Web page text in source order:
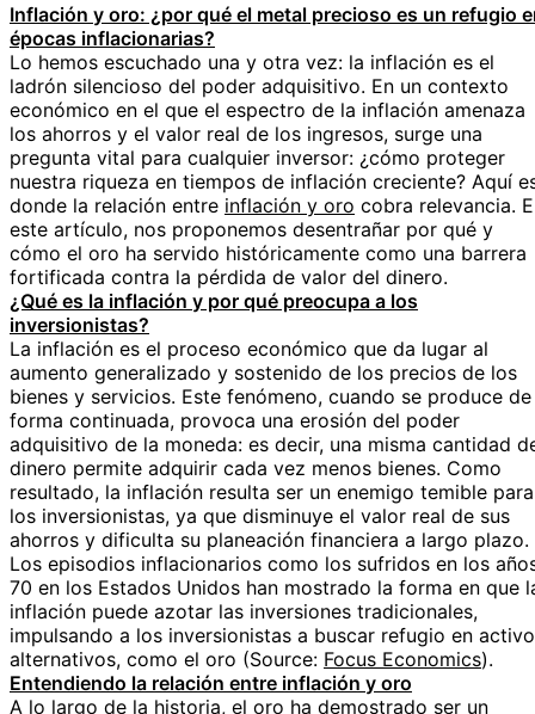
Inflación y oro: ¿por qué el metal precioso es un refugio
épocas inflacionarias?
Lo hemos escuchado una y otra vez: la inflación es el
ladrón silencioso del poder adquisitivo. En un contexto
económico en el que el espectro de la inflación amenaza
los ahorros y el valor real de los ingresos, surge una
pregunta vital para cualquier inversor: ¿cómo proteger
nuestra riqueza en tiempos de inflación creciente? Aquí
donde la relación entre inflación y oro cobra relevancia.
este artículo, nos proponemos desentrañar por qué y
cómo el oro ha servido históricamente como una barrera
fortificada contra la pérdida de valor del dinero.
¿Qué es la inflación y por qué preocupa a los
inversionistas?
La inflación es el proceso económico que da lugar al
aumento generalizado y sostenido de los precios de los
bienes y servicios. Este fenómeno, cuando se produce de
forma continuada, provoca una erosión del poder
adquisitivo de la moneda: es decir, una misma cantidad
dinero permite adquirir cada vez menos bienes. Como
resultado, la inflación resulta ser un enemigo temible para
los inversionistas, ya que disminuye el valor real de sus
ahorros y dificulta su planeación financiera a largo plazo.
Los episodios inflacionarios como los sufridos en los
70 en los Estados Unidos han mostrado la forma en que
inflación puede azotar las inversiones tradicionales,
impulsando a los inversionistas a buscar refugio en
alternativos, como el oro (Source: Focus Economics).
Entendiendo la relación entre inflación y oro
A lo largo de la historia, el oro ha demostrado ser un